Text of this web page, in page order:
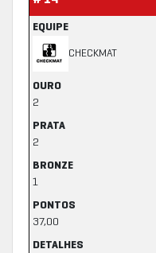
EQUIPE
CHECKMAT
OURO
2
PRATA
2
BRONZE
1
PONTOS
37,00
DETALHES